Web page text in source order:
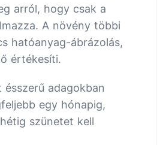
arról, hogy csak a
A növény többi
hatóanyag-ábrázolás,
értékesíti.
adagokban
egy hónapig,
szünetet kell